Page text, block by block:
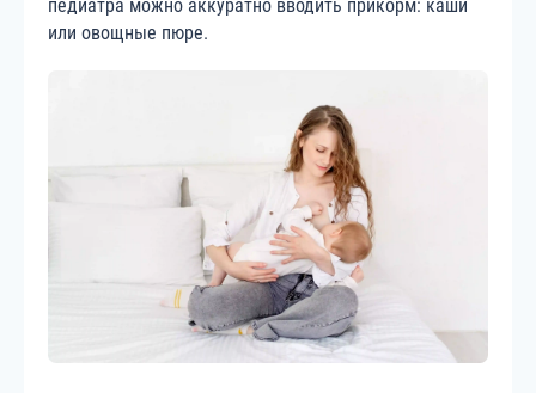
педиатра можно аккуратно вводить прикорм: каши
или овощные пюре.